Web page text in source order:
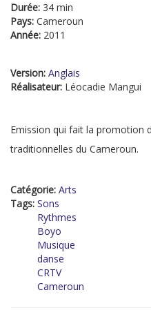
Durée: 34 min
Pays: Cameroun
Année: 2011
Version: Anglais
Réalisateur: Léocadie Mangui
Emission qui fait la promotion
traditionnelles du Cameroun.
Catégorie: Arts
Tags: Sons
Rythmes
Boyo
Musique
danse
CRTV
Cameroun